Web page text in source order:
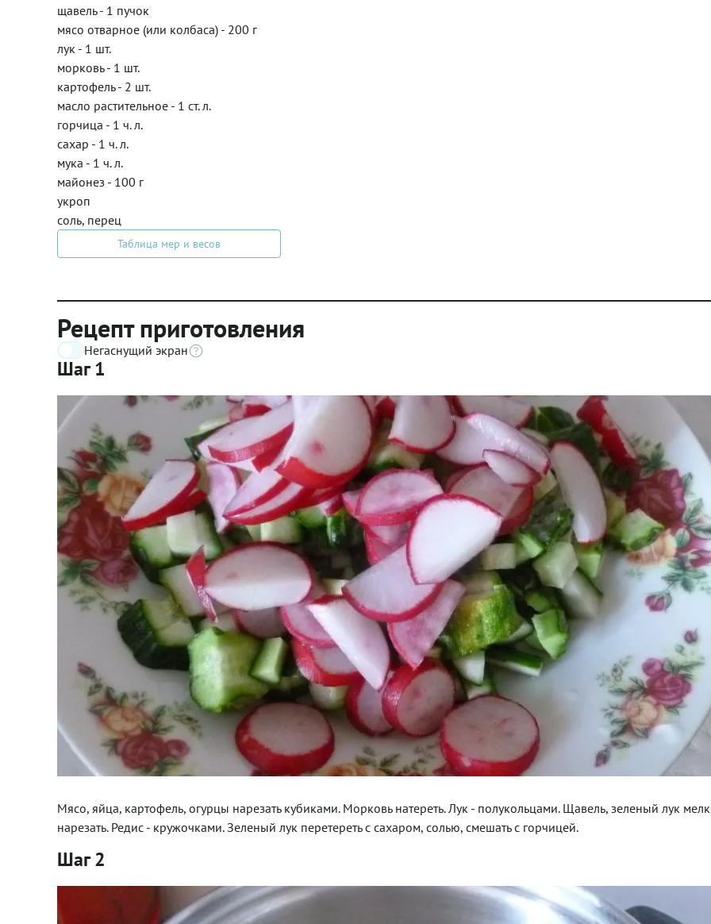
щавель - 1 пучок
мясо отварное (или колбаса) - 200 г
лук - 1 шт.
морковь - 1 шт.
картофель - 2 шт.
масло растительное - 1 ст. л.
горчица - 1 ч. л.
сахар - 1 ч. л.
мука - 1 ч. л.
майонез - 100 г
укроп
соль, перец
Таблица мер и весов
Рецепт приготовления
Негаснущий экран
Шаг 1
Мясо, яйца, картофель, огурцы нарезать кубиками. Морковь натереть. Лук - полукольцами. Щавель, зеленый лук
нарезать. Редис - кружочками. Зеленый лук перетереть с сахаром, солью, смешать с горчицей.
Шаг 2